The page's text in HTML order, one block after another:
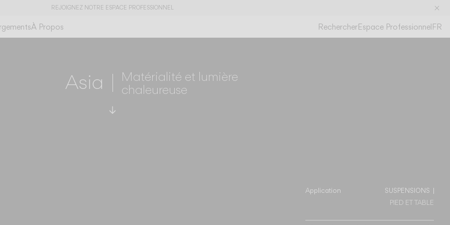
REJOIGNEZ NOTRE ESPACE PROFESSIONNEL
À Propos RechercherEspace ProfessionnelFR
Asia
Matérialité et lumière
chaleureuse
Faire défiler jusqu’aux spécifications
Application
SUSPENSIONS
PIED ET TABLE